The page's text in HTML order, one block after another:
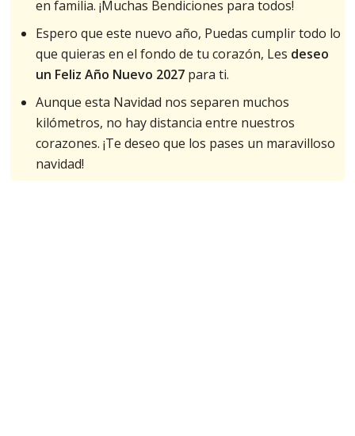
en familia. ¡Muchas Bendiciones para todos!
Espero que este nuevo año, Puedas cumplir todo lo
que quieras en el fondo de tu corazón, Les deseo
un Feliz Año Nuevo 2027 para ti.
Aunque esta Navidad nos separen muchos
kilómetros, no hay distancia entre nuestros
corazones. ¡Te deseo que los pases un maravilloso
navidad!